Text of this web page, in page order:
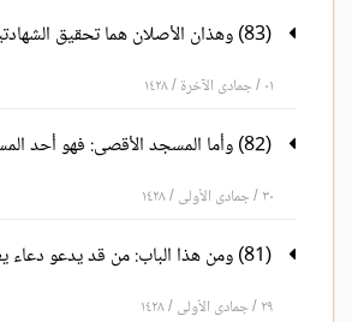
٠١ / جمادى الآخرة / ١٤٢٨
٣٠ / جمادى الأولى / ١٤٢٨
٢٩ / جمادى الأولى / ١٤٢٨